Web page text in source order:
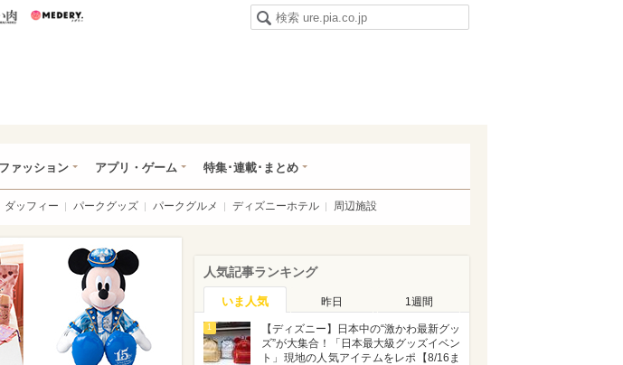
ン うまい肉
ファッション アプリ・ゲーム 特集･連載･まとめ
ダッフィー パークグッズ パークグルメ ディズニーホテル 周辺施設
人気記事ランキング
いま人気 昨日 1週間
1
【ディズニー】日本中の“激かわ最新グッ
ズ”が大集合！「日本最大級グッズイベン
ト」現地の人気アイテムをレポ【8/16ま